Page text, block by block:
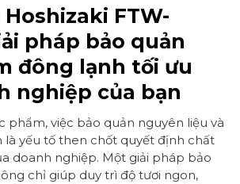
FTW-
pháp bảo quản
đông lạnh tối ưu
nghiệp của bạn
phẩm, việc bảo quản nguyên liệu và
yếu tố then chốt quyết định chất
doanh nghiệp. Một giải pháp bảo
chỉ giúp duy trì độ tươi ngon,